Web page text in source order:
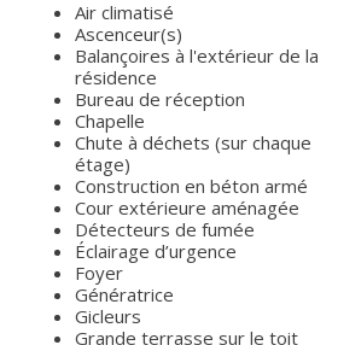
Air climatisé
Ascenceur(s)
Balançoires à l'extérieur de la
résidence
Bureau de réception
Chapelle
Chute à déchets (sur chaque
étage)
Construction en béton armé
Cour extérieure aménagée
Détecteurs de fumée
Éclairage d’urgence
Foyer
Génératrice
Gicleurs
Grande terrasse sur le toit